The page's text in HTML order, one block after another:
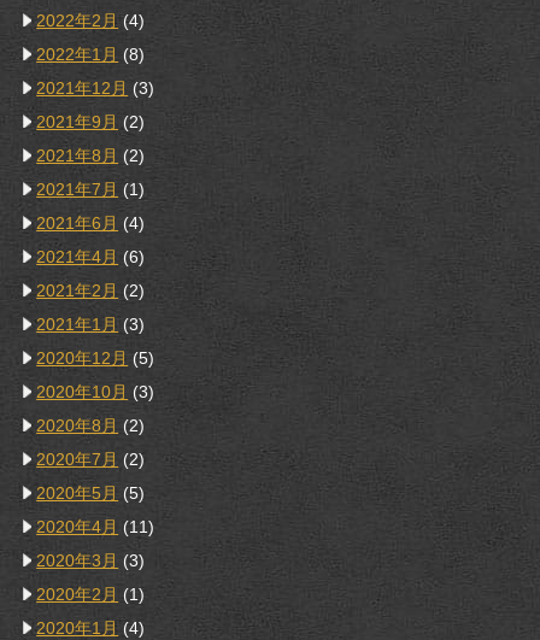
2022年2月 (4)
2022年1月 (8)
2021年12月 (3)
2021年9月 (2)
2021年8月 (2)
2021年7月 (1)
2021年6月 (4)
2021年4月 (6)
2021年2月 (2)
2021年1月 (3)
2020年12月 (5)
2020年10月 (3)
2020年8月 (2)
2020年7月 (2)
2020年5月 (5)
2020年4月 (11)
2020年3月 (3)
2020年2月 (1)
2020年1月 (4)